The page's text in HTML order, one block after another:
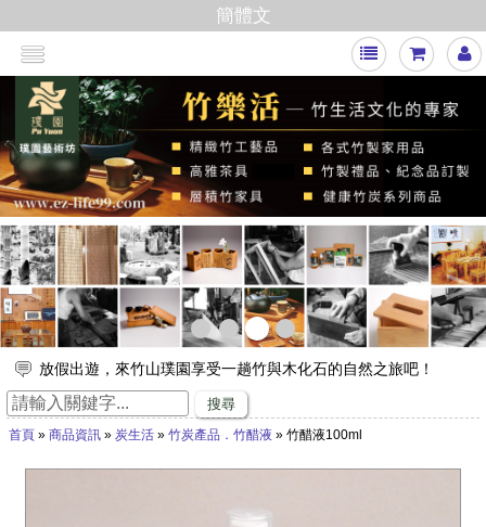
簡體文
< >
放假出遊，來竹山璞園享受一趟竹與木化石的自然之旅吧！
竹子的專家，有任何與竹相關的問題歡迎找璞園！
【舒浮沙發】隆重登場
搜尋
首頁» 商品資訊» 炭生活» 竹炭產品．竹醋液 » 竹醋液100ml